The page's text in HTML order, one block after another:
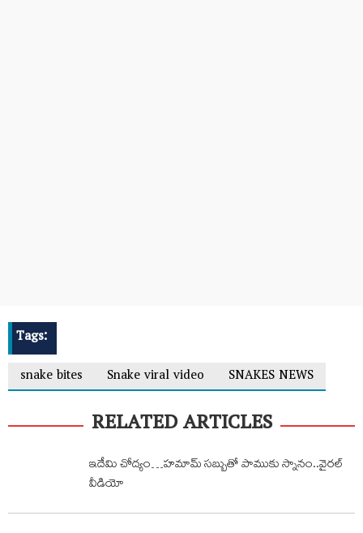
Tags:
snake bites
Snake viral video SNAKES NEWS
RELATED ARTICLES
ఇదేమి చోద్యం…హమామ్ సబ్బుతో పాముకు స్నానం..వైరల్
వీడియో